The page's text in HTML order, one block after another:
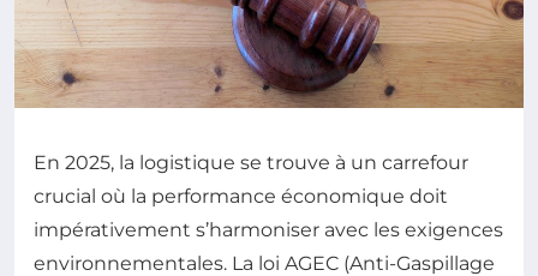
En 2025, la logistique se trouve à un carrefour
crucial où la performance économique doit
impérativement s’harmoniser avec les exigences
environnementales. La loi AGEC (Anti-Gaspillage